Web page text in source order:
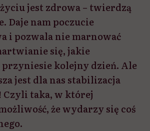
jest zdrowa – twierdzą
Daje nam poczucie
i pozwala nie marnować
się, jakie
kolejny dzień. Ale
jest dla nas stabilizacja
taka, w której
że wydarzy się coś